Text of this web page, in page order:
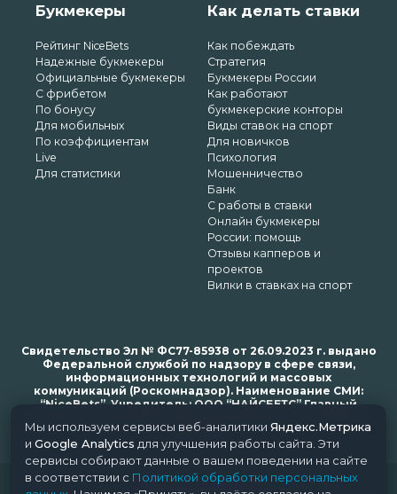
Букмекеры
Рейтинг NiceBets
Надежные букмекеры
Официальные букмекеры
С фрибетом
По бонусу
Для мобильных
По коэффициентам
Live
Для статистики
Как делать ставки
Как побеждать
Стратегия
Букмекеры России
Как работают
букмекерские конторы
Виды ставок на спорт
Для новичков
Психология
Мошенничество
Банк
С работы в ставки
Онлайн букмекеры
России: помощь
Отзывы капперов и
проектов
Вилки в ставках на спорт
Свидетельство Эл № ФС77-85938 от 26.09.2023 г. выдано
Федеральной службой по надзору в сфере связи,
информационных технологий и массовых
коммуникаций (Роскомнадзор). Наименование СМИ:
“NiceBets”. Учредитель: ООО “НАЙСБЕТС” Главный
bets.ru
© 2018-2024 NiceBets. 18+
Мы используем сервисы веб-аналитики Яндекс.Метрика
и Google Analytics для улучшения работы сайта. Эти
сервисы собирают данные о вашем поведении на сайте
в соответствии с Политикой обработки персональных